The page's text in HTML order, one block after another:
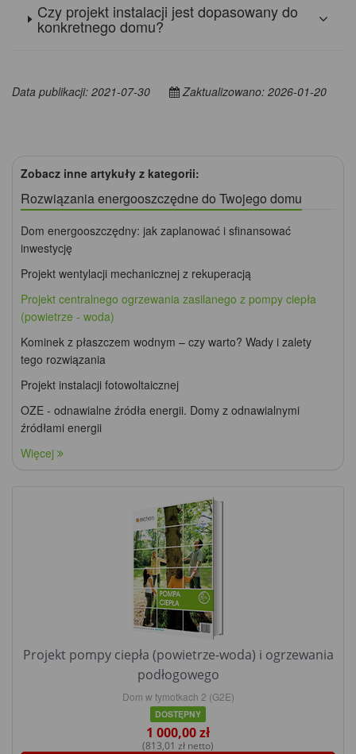
Czy projekt instalacji jest dopasowany do
konkretnego domu?
Data publikacji: 2021-07-30 Zaktualizowano: 2026-01-20
Zobacz inne artykuły z kategorii:
Rozwiązania energooszczędne do Twojego domu
Dom energooszczędny: jak zaplanować i sfinansować
inwestycję
Projekt wentylacji mechanicznej z rekuperacją
Projekt centralnego ogrzewania zasilanego z pompy ciepła
(powietrze - woda)
Kominek z płaszczem wodnym – czy warto? Wady i zalety
tego rozwiązania
Projekt instalacji fotowoltaicznej
OZE - odnawialne źródła energii. Domy z odnawialnymi
źródłami energii
Więcej
Projekt pompy ciepła (powietrze-woda) i ogrzewania
podłogowego
Dom w tymotkach 2 (G2E)
DOSTĘPNY
1 000,00 zł
(813,01 zł netto)